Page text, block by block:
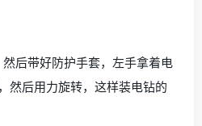
后带好防护手套，左手拿着电
然后用力旋转，这样装电钻的